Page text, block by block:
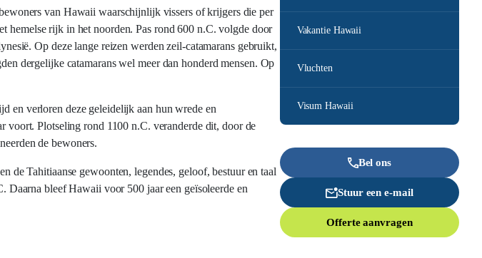
Vakantie Hawaii
Vluchten
Visum Hawaii
Bel ons
Stuur een e-mail
Offerte aanvragen
van Hawaii waarschijnlijk vissers of krijgers die per
hemelse rijk in het noorden. Pas rond 600 n.C. volgde door
Op deze lange reizen werden zeil-catamarans gebruikt,
dergelijke catamarans wel meer dan honderd mensen. Op
en verloren deze geleidelijk aan hun wrede en
voort. Plotseling rond 1100 n.C. veranderde dit, door de
de bewoners.
de Tahitiaanse gewoonten, legendes, geloof, bestuur en taal
bleef Hawaii voor 500 jaar een geïsoleerde en